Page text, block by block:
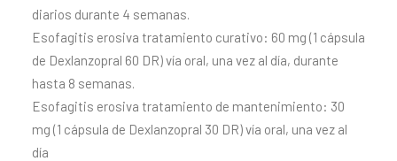
diarios durante 4 semanas.
Esofagitis erosiva tratamiento curativo: 60 mg (1 cápsula
de Dexlanzopral 60 DR) vía oral, una vez al día, durante
hasta 8 semanas.
Esofagitis erosiva tratamiento de mantenimiento: 30
mg (1 cápsula de Dexlanzopral 30 DR) vía oral, una vez al
día